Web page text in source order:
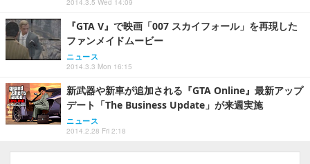
2014.3.5 Wed 14:09
『GTA V』で映画「007 スカイフォール」を再現した
ファンメイドムービー
ニュース
2014.3.3 Mon 16:15
新武器や新車が追加される『GTA Online』最新アップ
デート「The Business Update」が来週実施
ニュース
2014.2.28 Fri 2:18